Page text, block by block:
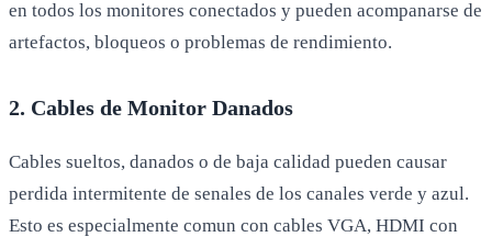
en todos los monitores conectados y pueden acompanarse de
artefactos, bloqueos o problemas de rendimiento.
2. Cables de Monitor Danados
Cables sueltos, danados o de baja calidad pueden causar
perdida intermitente de senales de los canales verde y azul.
Esto es especialmente comun con cables VGA, HDMI con